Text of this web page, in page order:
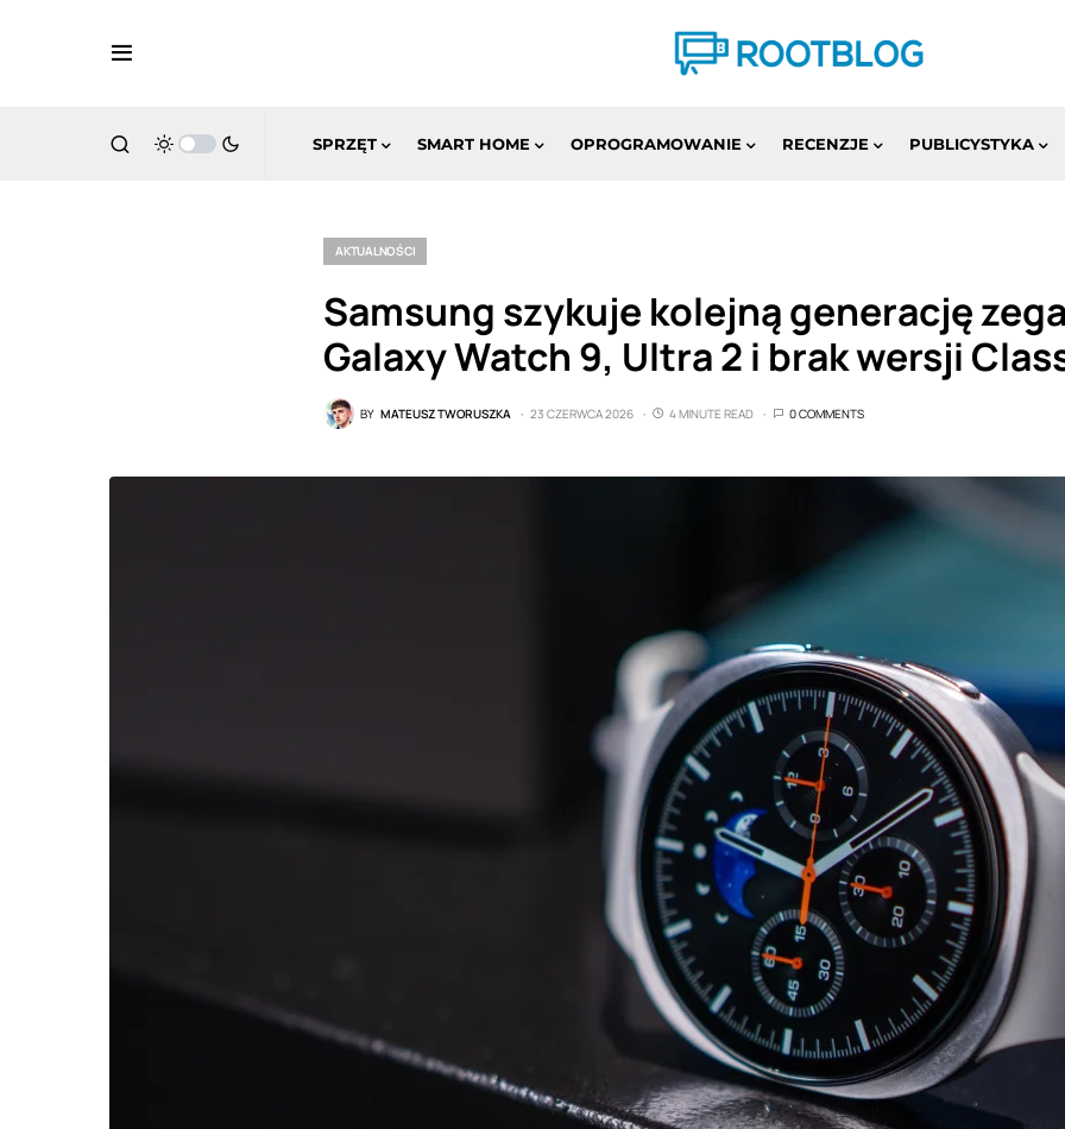
SPRZĘT SMART HOME OPROGRAMOWANIE RECENZJE PUBLICYSTYKA
AKTUALNOŚCI
Samsung szykuje kolejną generację
Galaxy Watch 9, Ultra 2 i brak wersji
BY MATEUSZ TWORUSZKA 23 CZERWCA 2026 4 MINUTE READ 0 COMMENTS